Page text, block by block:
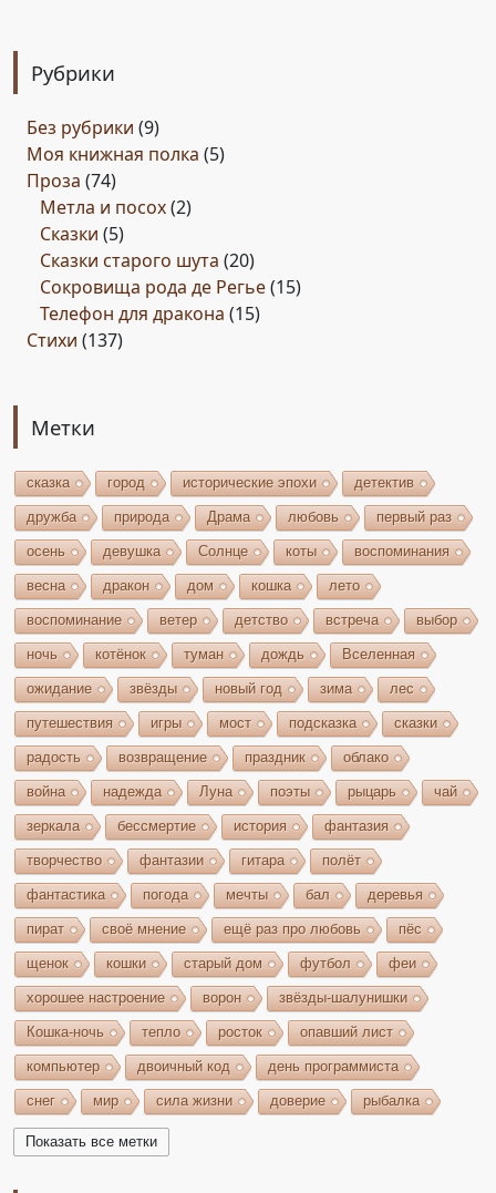
Рубрики
Без рубрики (9)
Моя книжная полка (5)
Проза (74)
Метла и посох(2)
Сказки (5)
Сказки старого шута (20)
Сокровища рода де Регье(15)
Телефон для дракона (15)
Стихи (137)
Метки
сказка город исторические эпохи детектив
дружба природа Драма любовь первый раз
осень девушка Солнце коты воспоминания
весна дракон дом кошка лето
воспоминание ветер детство встреча выбор
ночь котёнок туман дождь Вселенная
ожидание звёзды новый год зима лес
путешествия игры мост подсказка сказки
радость возвращение праздник облако
война надежда Луна поэты рыцарь чай
зеркала бессмертие история фантазия
творчество фантазии гитара полёт
фантастика погода мечты бал деревья
пират своё мнение ещё раз про любовь пёс
щенок кошки старый дом футбол феи
хорошее настроение ворон звёзды-шалунишки
Кошка-ночь тепло росток опавший лист
компьютер двоичный код день программиста
снег мир сила жизни доверие рыбалка
волшебство игрушки
Показать все метки